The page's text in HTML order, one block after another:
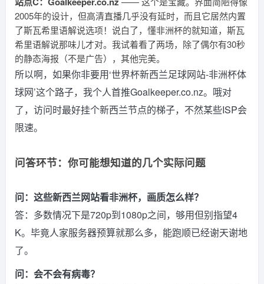
2005年的设计，但高清直播几乎没有延时，而且它居然内置
了斯瓦希里语解说选项！说白了，懂非洲杯的就知道，斯瓦
希里语解说那味儿才对。我试着看了两场，除了偶尔有30秒
的静态海报（不是广告），其他完美。
所以啊，如果你非要用‘世界杯新西兰足球网站-非洲杯体
球网’这个路子，我个人首推Goalkeeper.co.nz。哦对
了，访问时最好挂个新西兰节点的梯子，不然某些ISP会
限速。
问答环节：你可能想知道的几个实际问题
问：这些新西兰网站看非洲杯，画质怎么样？
答：多数情况下是720p到1080p之间，够用但别指望4
K。毕竟人家服务器预算就那么多，能跑顺已经谢天谢地
了。
问：会不会有病毒？